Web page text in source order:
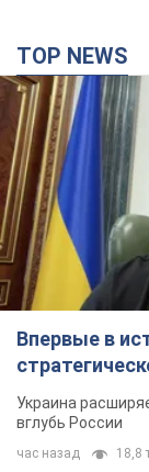
TOP NEWS
Впервые в
Украина
вглубь России
час назад 18,8